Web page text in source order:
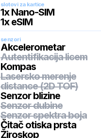
slotovi za kartice
1x Nano-SIM
1x eSIM
senzori
Akcelerometar
Autentifikacija licem
Kompas
Lasersko merenje
distance (2D TOF)
Senzor blizine
Senzor dubine
Senzor spektra boja
Čitač otiska prsta
Žiroskop